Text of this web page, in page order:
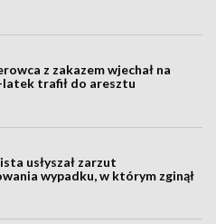
z zakazem wjechał na
latek trafił do aresztu
usłyszał zarzut
wypadku, w którym zginął